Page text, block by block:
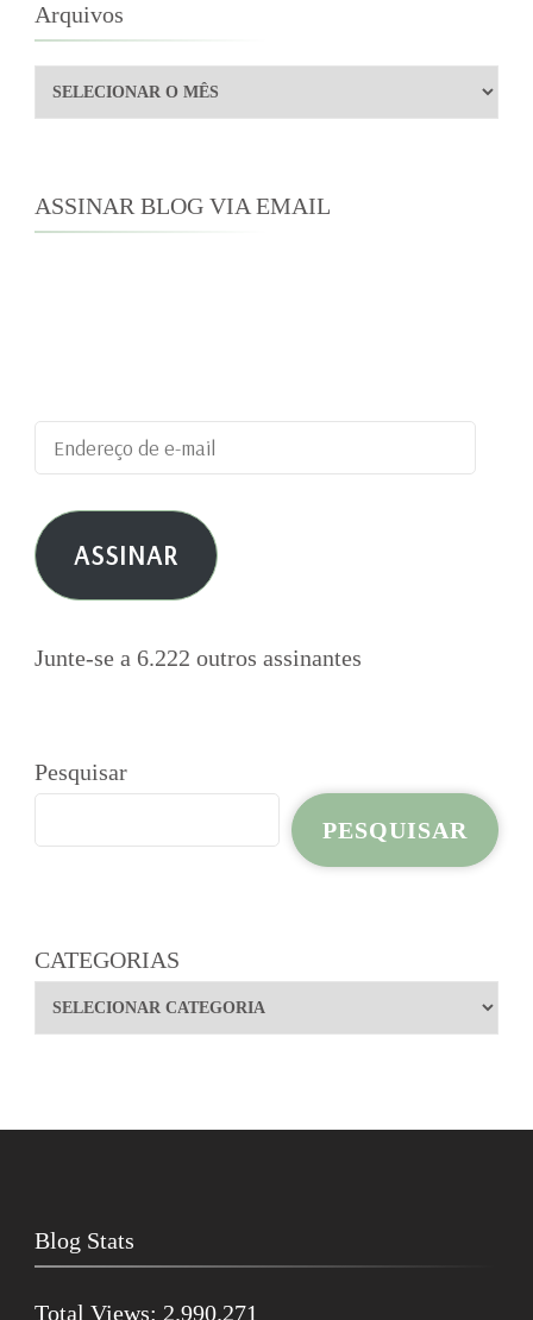
Arquivos
Arquivos
ASSINAR BLOG VIA EMAIL
Endereço
de
e-
mail ASSINAR
Junte-se a 6.222 outros assinantes
Pesquisar
PESQUISAR
CATEGORIAS
Blog Stats
Total Views: 2.990.271